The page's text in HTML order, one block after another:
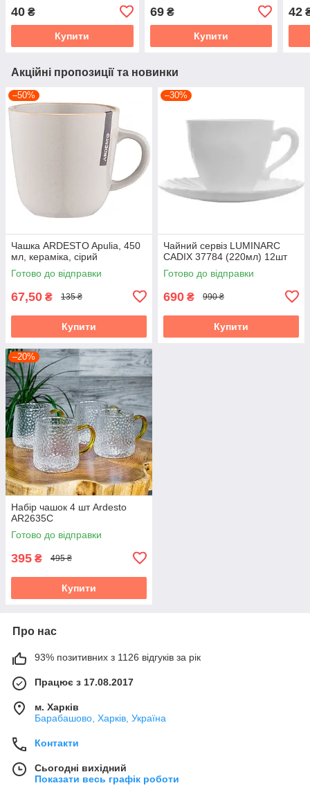
40 ₴
Купити
69₴
Купити
42
Акційні пропозиції та новинки
–50%
Чашка ARDESTO Apulia, 450
мл, кераміка, сірий
Готово до відправки
67,50 ₴ 135 ₴
Купити
–30%
Чайний сервіз LUMINARC
CADIX 37784 (220мл) 12шт
Готово до відправки
690 ₴ 990 ₴
Купити
–20%
Набір чашок 4 шт Ardesto
AR2635C
Готово до відправки
395 ₴ 495 ₴
Купити
Про нас
93% позитивних з 1126 відгуків за рік
Працює з 17.08.2017
м. Харків
Барабашово, Харків, Україна
Контакти
Сьогодні вихідний
Показати весь графік роботи